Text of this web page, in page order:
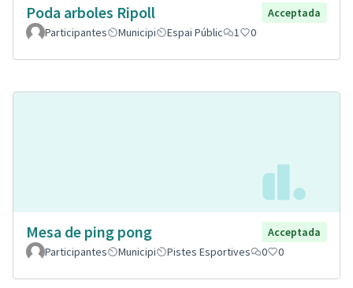
Poda arboles Ripoll
Acceptada
Participantes
Municipi Espai Públic 1 0
Mesa de ping pong
Acceptada
Participantes
Municipi Pistes Esportives 0 0